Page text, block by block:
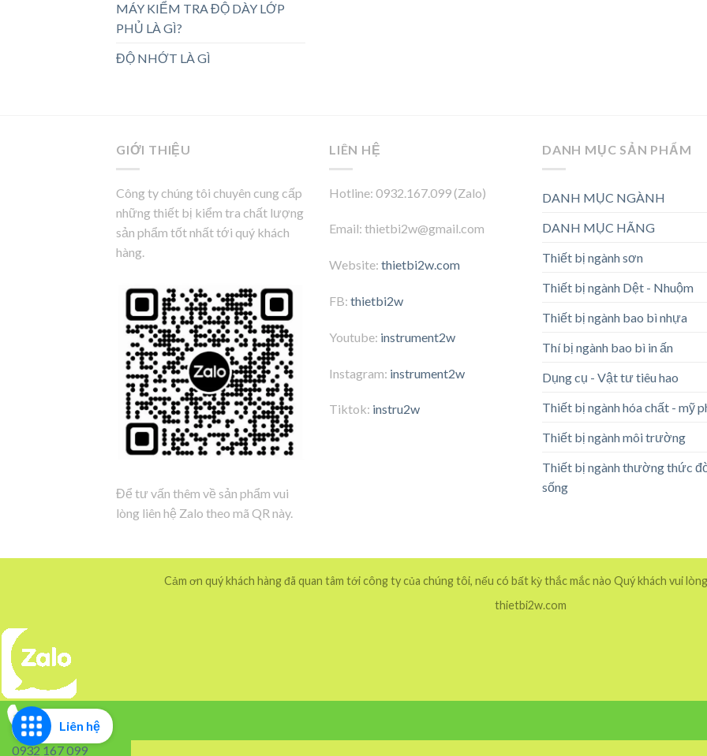
MÁY KIỂM TRA ĐỘ DÀY LỚP
PHỦ LÀ GÌ?
ĐỘ NHỚT LÀ GÌ
GIỚI THIỆU
Công ty chúng tôi chuyên cung cấp
những thiết bị kiểm tra chất lượng
sản phẩm tốt nhất tới quý khách
hàng.
Để tư vấn thêm về sản phẩm vui
lòng liên hệ Zalo theo mã QR này.
LIÊN HỆ
Hotline: 0932.167.099 (Zalo)
Email: thietbi2w@gmail.com
Website: thietbi2w.com
FB: thietbi2w
Youtube: instrument2w
Instagram: instrument2w
Tiktok: instru2w
DANH MỤC SẢN PHẨM
DANH MỤC NGÀNH
DANH MỤC HÃNG
Thiết bị ngành sơn
Thiết bị ngành Dệt - Nhuộm
Thiết bị ngành bao bì nhựa
Thí bị ngành bao bì in ấn
Dụng cụ - Vật tư tiêu hao
Thiết bị ngành hóa chất - mỹ
Thiết bị ngành môi trường
Thiết bị ngành thường thức
sống
Cảm ơn quý khách hàng đã quan tâm tới công ty của chúng tôi, nếu có bất kỳ thắc mắc nào Quý khách vui
thietbi2w.com
Liên hệ
0932 167 099